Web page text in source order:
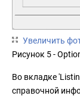
Увеличить
Рисунок 5 -
Во вкладке
справочной